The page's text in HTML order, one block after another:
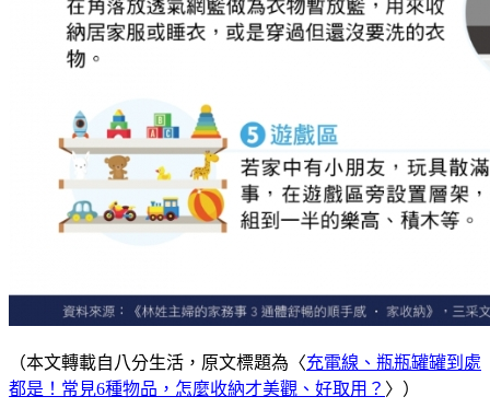
（本文轉載自八分生活，原文標題為〈充電線、瓶瓶罐罐到處
都是！常見6種物品，怎麼收納才美觀、好取用？ 〉）